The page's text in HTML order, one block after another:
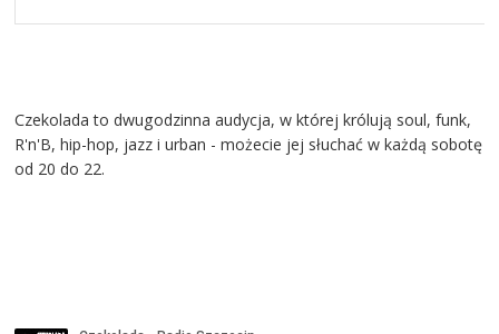
Czekolada to dwugodzinna audycja, w której królują soul, funk,
R'n'B, hip-hop, jazz i urban - możecie jej słuchać w każdą sobotę
od 20 do 22.